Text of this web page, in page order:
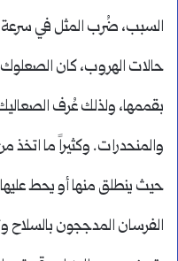
السبب، ضُرب المثل في سرعة
حالات الهروب، كان الصعلوك
بقممها، ولذلك عُرف
والمنحدرات. وكثيراً ما اتخذ
حيث ينطلق منها أو يحط عليها
الفرسان المدججون بالسلاح